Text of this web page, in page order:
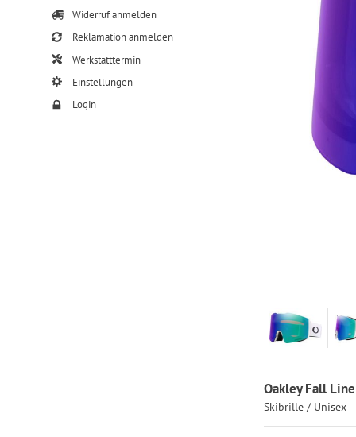
Widerruf anmelden
Reklamation anmelden
Werkstatttermin
Einstellungen
Login
Oakley Fall
Skibrille / Unisex